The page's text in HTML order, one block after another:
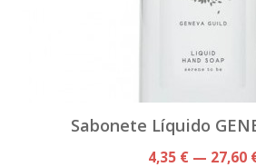
Sabonete Líquido
4,35 € — 27,60